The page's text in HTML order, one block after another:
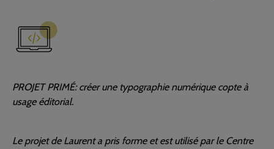
PROJET PRIMÉ: créer une typographie numérique copte à
usage éditorial.
Le projet de Laurent a pris forme et est utilisé par le Centre